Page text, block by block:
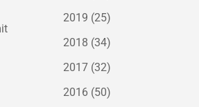
2019 (25)
2018 (34)
2017 (32)
2016 (50)